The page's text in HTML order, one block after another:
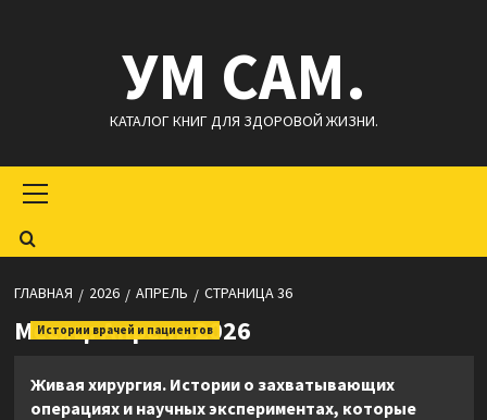
УМ САМ.
КАТАЛОГ КНИГ ДЛЯ ЗДОРОВОЙ ЖИЗНИ.
меню
ГЛАВНАЯ 2026 АПРЕЛЬ СТРАНИЦА 36
Месяц:Апрель 2026
Истории врачей и пациентов
Живая хирургия. Истории о захватывающих
операциях и научных экспериментах, которые